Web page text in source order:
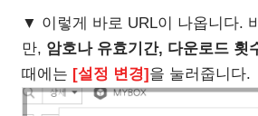
▼ 이렇게 바로 URL이 나옵니다.
만, 암호나 유효기간, 다운로드 횟
때에는 [설정 변경] 을 눌러줍니다.